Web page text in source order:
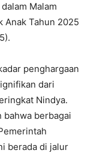
Malam
Anak Tahun 2025
penghargaan
dari
Nindya.
berbagai
berada di jalur